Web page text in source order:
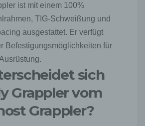
ist mit einem 100%
TIG-Schweißung und
ausgestattet. Er verfügt
Befestigungsmöglichkeiten für
sich
Grappler vom
Grappler?